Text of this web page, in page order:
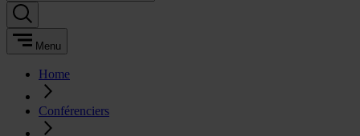
Menu
Home
Conférenciers